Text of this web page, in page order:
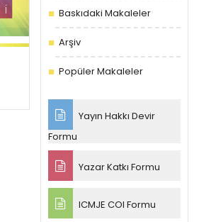
Baskıdaki Makaleler
Arşiv
Popüler Makaleler
Yayın Hakkı Devir
Formu
Yazar Katkı Formu
ICMJE COI Formu